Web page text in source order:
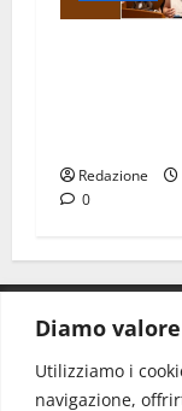
Diamo
Utilizziamo i
navigazione,
Redazione
0
CONTATTI.